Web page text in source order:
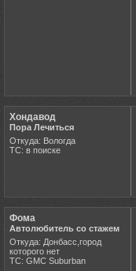
Хондавод
Пора Лечиться
Откуда: Вологда
ТС: в поиске
Фома
Автолюбитель со стажем
Откуда: Донбасс,город
которого нет
ТС: GMC Suburban